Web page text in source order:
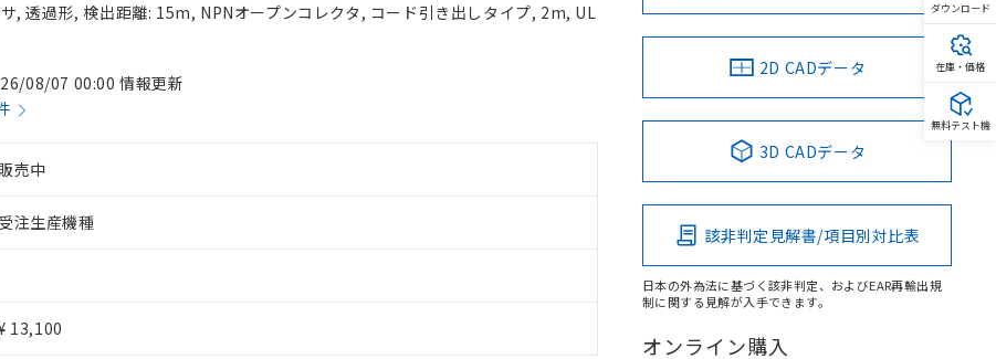
, 透過形, 検出距離: 15m, NPNオープンコレクタ, コード引き出しタイプ, 2m, UL
08/07 00:00 情報更新
販売中
受注生産機種
13,100
2D CADデータ
3D CADデータ
該非判定見解書/項目別対比表
日本の外為法に基づく該非判定、およびEAR再輸出規
制に関する見解が入手できます。
オンライン購入
ダウンロード
在庫・価格
無料テスト機